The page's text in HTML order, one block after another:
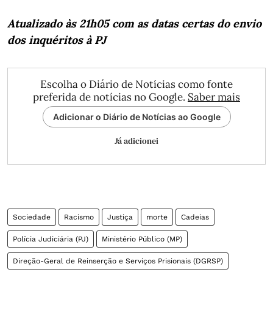
Atualizado às 21h05 com as datas certas do envio
dos inquéritos à PJ
Escolha o Diário de Notícias como fonte
preferida de notícias no Google. Saber mais
Adicionar o Diário de Notícias ao Google
Já adicionei
Sociedade Racismo Justiça morte Cadeias
Polícia Judiciária (PJ) Ministério Público (MP)
Direção-Geral de Reinserção e Serviços Prisionais (DGRSP)